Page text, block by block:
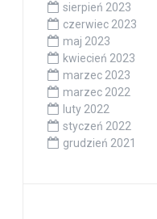
sierpień 2023
czerwiec 2023
maj 2023
kwiecień 2023
marzec 2023
marzec 2022
luty 2022
styczeń 2022
grudzień 2021